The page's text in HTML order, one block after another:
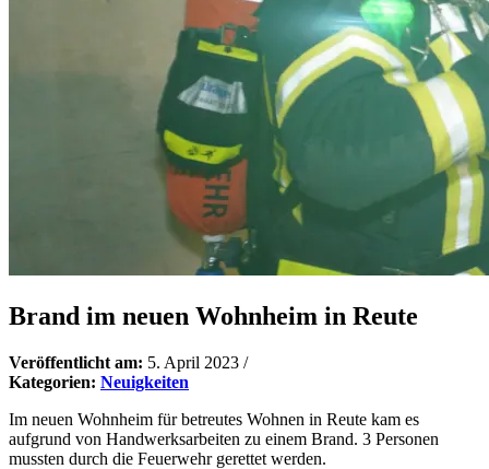
Brand im neuen Wohnheim in Reute
Veröffentlicht am: 5. April 2023 /
Kategorien: Neuigkeiten
Im neuen Wohnheim für betreutes Wohnen in Reute kam es
aufgrund von Handwerksarbeiten zu einem Brand. 3 Personen
mussten durch die Feuerwehr gerettet werden.